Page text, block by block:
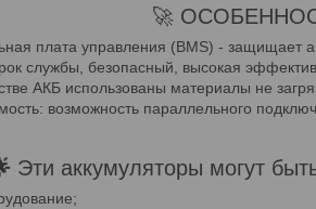
🚀
плата управления (BMS) - защищает
службы, безопасный, высокая
АКБ использованы материалы не
возможность параллельного
Эти аккумуляторы могут